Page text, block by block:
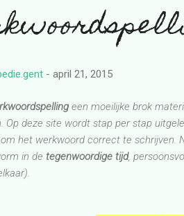
- april 21, 2015
een moeilijke brok
Op deze site wordt stap per stap
het werkwoord correct te schrijven.
in de tegenwoordige tijd,